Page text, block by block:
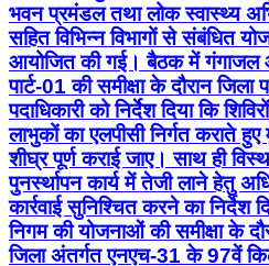
भवन प्रमंडल तथा लोक स्वास्थ्य
सहित विभिन्न विभागों से संबंधित
आयोजित की गई। बैठक में गंगाजल
पार्ट-01 की समीक्षा के दौरान जिला
पदाधिकारी को निर्देश दिया कि
लाभुकों का एलपीसी निर्गत कराते
शीघ्र पूर्ण कराई जाए। साथ ही
पुनर्स्थापन कार्य में तेजी लाने हेतु
कार्रवाई सुनिश्चित करने का निर्देश
निगम की योजनाओं की समीक्षा के
जिला अंतर्गत एनएच-31 के 97वें